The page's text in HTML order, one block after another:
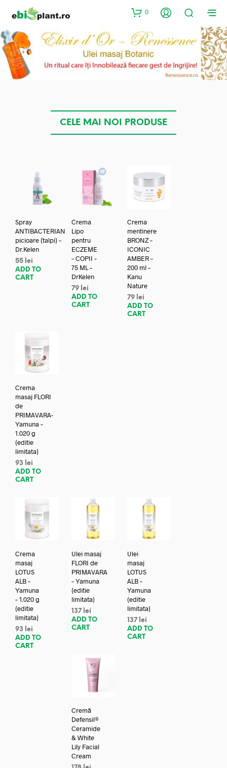
0
CELE MAI NOI PRODUSE
Spray
ANTIBACTERIAN
picioare (talpi) –
Dr.Kelen
55 lei
ADD TO
CART
Crema
Lipo
pentru
ECZEME
– COPII –
75 ML –
DrKelen
79 lei
ADD TO
CART
Crema
mentinere
BRONZ –
ICONIC
AMBER –
200 ml –
Kanu
Nature
79 lei
ADD TO
CART
Crema
masaj FLORI
de
PRIMAVARA-
Yamuna –
1.020 g
(editie
limitata)
93
lei
ADD TO
CART
Crema
masaj
LOTUS
ALB –
Yamuna
– 1.020 g
(editie
limitata)
93
lei
ADD TO
CART
Ulei masaj
FLORI de
PRIMAVARA
– Yamuna
(editie
limitata)
137 lei
ADD TO
CART
Ulei
masaj
LOTUS
ALB –
Yamuna
(editie
limitata)
137 lei
ADD TO
CART
Cremă
Defensil®
Ceramide
& White
Lily Facial
Cream